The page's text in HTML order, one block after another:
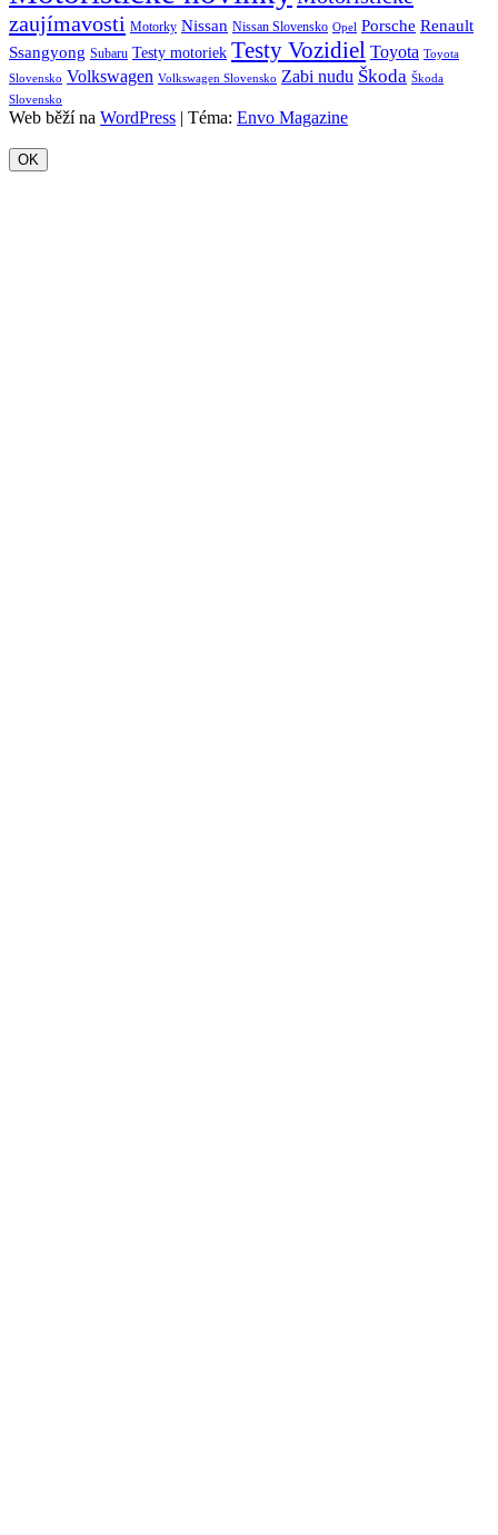
zaujímavosti Motorky Nissan Nissan Slovensko Opel Porsche Renault
Ssangyong Subaru Testy motoriek Testy Vozidiel Toyota Toyota
Slovensko Volkswagen Volkswagen Slovensko Zabi nudu Škoda Škoda
Slovensko
Web běží na WordPress | Téma: Envo Magazine
OK